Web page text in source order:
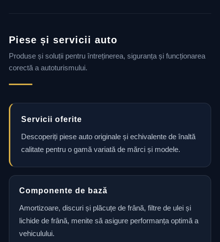
Piese și servicii auto
Produse și soluții pentru întreținerea, siguranța și funcționarea
corectă a autoturismului.
Servicii oferite
Descoperiți piese auto originale și echivalente de înaltă
calitate pentru o gamă variată de mărci și modele.
Componente de bază
Amortizoare, discuri și plăcuțe de frână, filtre de ulei și
lichide de frână, menite să asigure performanța optimă a
vehiculului.